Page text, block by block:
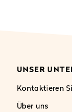
UNSER
Kontaktieren
Über uns